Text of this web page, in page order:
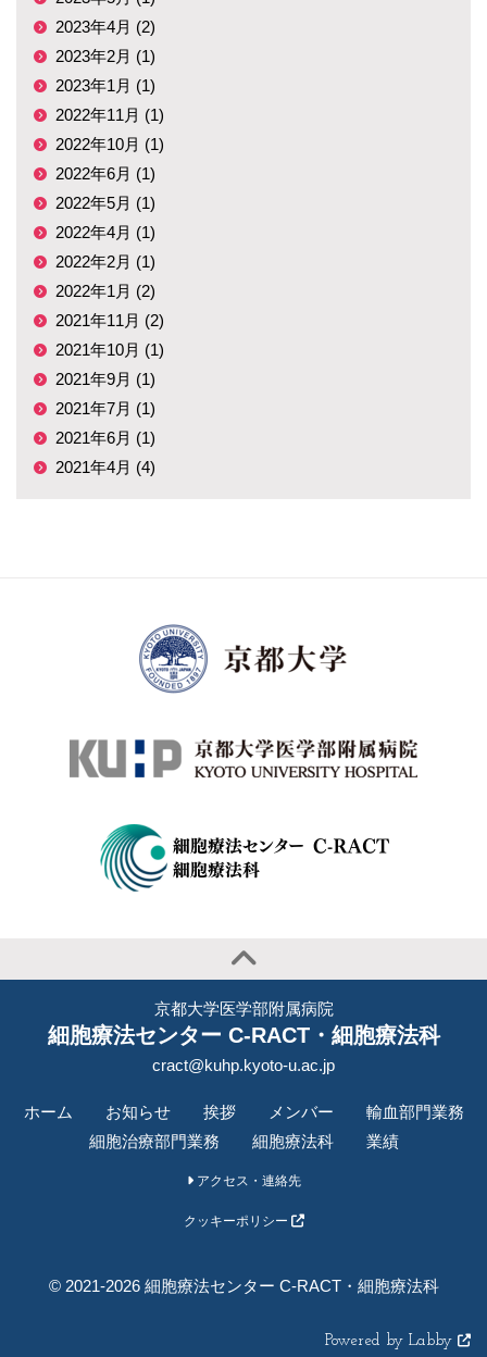
2023年4月 (2)
2023年2月 (1)
2023年1月 (1)
2022年11月 (1)
2022年10月 (1)
2022年6月 (1)
2022年5月 (1)
2022年4月 (1)
2022年2月 (1)
2022年1月 (2)
2021年11月 (2)
2021年10月 (1)
2021年9月 (1)
2021年7月 (1)
2021年6月 (1)
2021年4月 (4)
京都大学医学部附属病院
細胞療法センター C-RACT・細胞療法科
cract@kuhp.kyoto-u.ac.jp
ホーム お知らせ 挨拶 メンバー
輸血部門業務
細胞治療部門業務
細胞療法科 業績
アクセス・連絡先
クッキーポリシー
© 2021-2026 細胞療法センター C-RACT・細胞療法科
Powered by Labby